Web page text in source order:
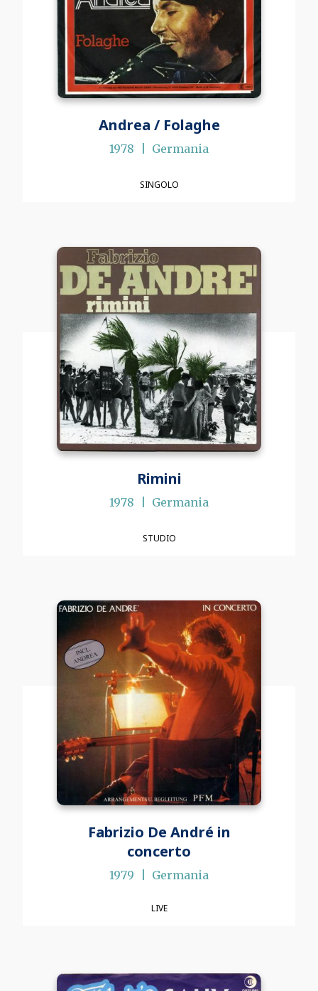
Andrea / Folaghe
1978 Germania
SINGOLO
Rimini
1978 Germania
STUDIO
Fabrizio De André in
concerto
1979 Germania
LIVE